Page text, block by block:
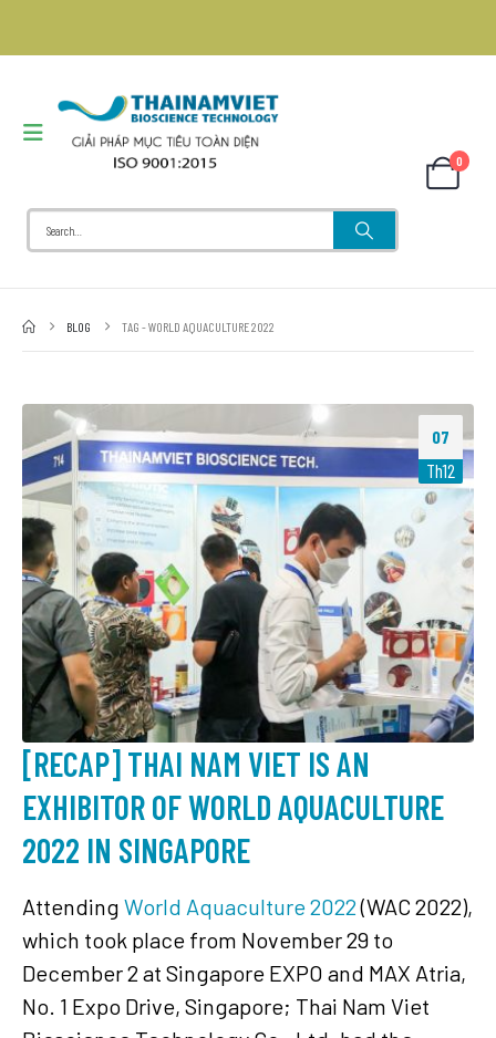
0
BLOG TAG -WORLD AQUACULTURE 2022
07
Th12
[RECAP] THAI NAM VIET IS AN
EXHIBITOR OF WORLD AQUACULTURE
2022 IN SINGAPORE
Attending World Aquaculture 2022(WAC 2022),
which took place from November 29 to
December 2 at Singapore EXPO and MAX Atria,
No. 1 Expo Drive, Singapore; Thai Nam Viet